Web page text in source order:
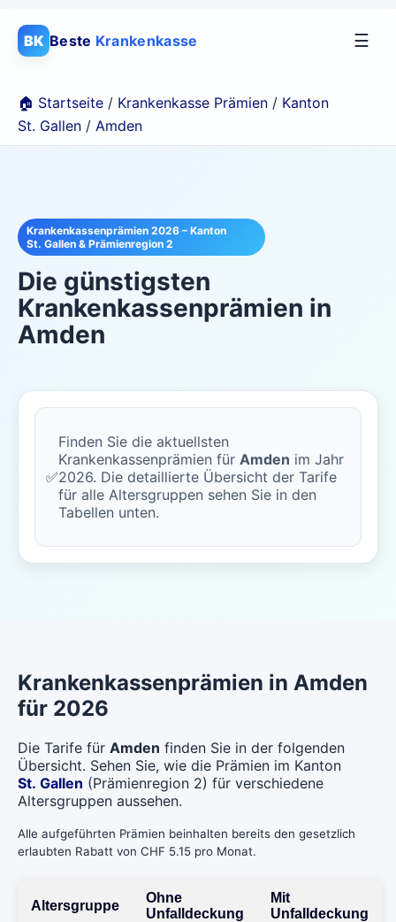
BK Beste Krankenkasse ☰
🏠 Startseite / Krankenkasse Prämien / Kanton
St. Gallen / Amden
Krankenkassenprämien 2026 – Kanton
St. Gallen & Prämienregion 2
Die günstigsten
Krankenkassenprämien in
Amden
✅
Finden Sie die aktuellsten
Krankenkassenprämien für Amden im Jahr
2026. Die detaillierte Übersicht der Tarife
für alle Altersgruppen sehen Sie in den
Tabellen unten.
Krankenkassenprämien in Amden
für 2026
Die Tarife für Amden finden Sie in der folgenden
Übersicht. Sehen Sie, wie die Prämien im Kanton
St. Gallen (Prämienregion 2) für verschiedene
Altersgruppen aussehen.
Alle aufgeführten Prämien beinhalten bereits den gesetzlich
erlaubten Rabatt von CHF 5.15 pro Monat.
Altersgruppe
Ohne
Unfalldeckung
Mit
Unfalldeckung